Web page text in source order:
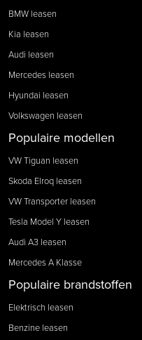
BMW leasen
Kia leasen
Audi leasen
Mercedes leasen
Hyundai leasen
Volkswagen leasen
Populaire modellen
VW Tiguan leasen
Skoda Elroq leasen
VW Transporter leasen
Tesla Model Y leasen
Audi A3 leasen
Mercedes A Klasse
Populaire brandstoffen
Elektrisch leasen
Benzine leasen